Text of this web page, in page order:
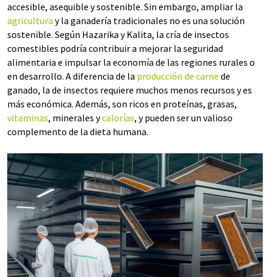
accesible, asequible y sostenible. Sin embargo, ampliar la
agricultura y la ganadería tradicionales no es una solución
sostenible. Según Hazarika y Kalita, la cría de insectos
comestibles podría contribuir a mejorar la seguridad
alimentaria e impulsar la economía de las regiones rurales o
en desarrollo. A diferencia de la producción de carne de
ganado, la de insectos requiere muchos menos recursos y es
más económica. Además, son ricos en proteínas, grasas,
vitaminas, minerales ycalorías, y pueden ser un valioso
complemento de la dieta humana.